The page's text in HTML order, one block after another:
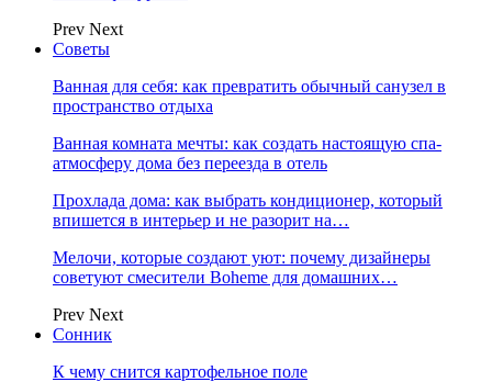
Prev Next
Советы
Ванная для себя: как превратить обычный санузел в
пространство отдыха
Ванная комната мечты: как создать настоящую спа-
атмосферу дома без переезда в отель
Прохлада дома: как выбрать кондиционер, который
впишется в интерьер и не разорит на…
Мелочи, которые создают уют: почему дизайнеры
советуют смесители Boheme для домашних…
Prev Next
Сонник
К чему снится картофельное поле